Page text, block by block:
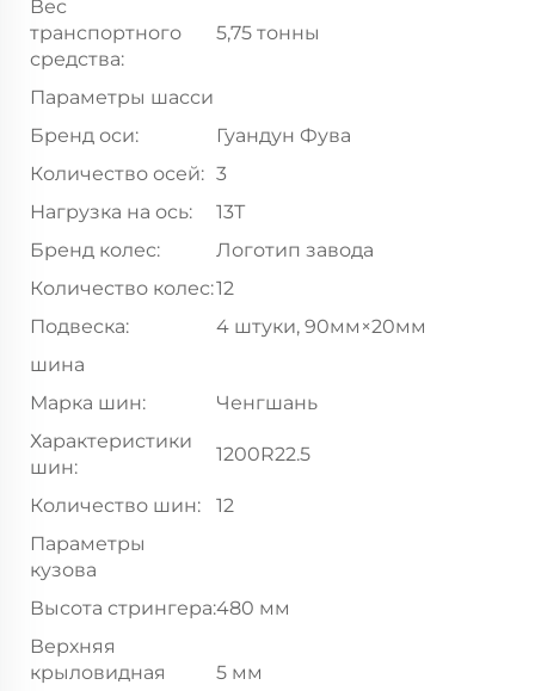
Вес
транспортного
средства:
5,75 тонны
Параметры шасси
Бренд оси:
Гуандун Фува
Количество осей: 3
Нагрузка на ось:
13Т
Бренд колес:
Логотип завода
Количество колес:12
Подвеска:
4 штуки, 90мм×20мм
шина
Марка шин:
Ченгшань
Характеристики
шин:
1200R22.5
Количество шин:
12
Параметры
кузова
Высота стрингера:480 мм
Верхняя
крыловидная
5 мм